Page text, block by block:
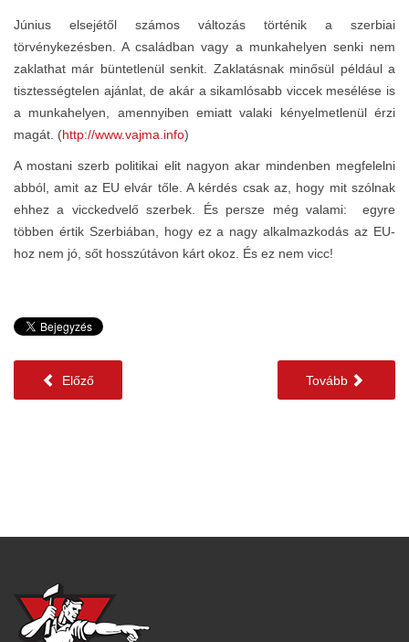
Június elsejétől számos változás történik a szerbiai
törvénykezésben. A családban vagy a munkahelyen senki nem
zaklathat már büntetlenül senkit. Zaklatásnak minősül például a
tisztességtelen ajánlat, de akár a sikamlósabb viccek mesélése is
a munkahelyen, amennyiben emiatt valaki kényelmetlenül érzi
magát. (http://www.vajma.info)
A mostani szerb politikai elit nagyon akar mindenben megfelelni
abból, amit az EU elvár tőle. A kérdés csak az, hogy mit szólnak
ehhez a vicckedvelő szerbek. És persze még valami: egyre
többen értik Szerbiában, hogy ez a nagy alkalmazkodás az EU-
hoz nem jó, sőt hosszútávon kárt okoz. És ez nem vicc!
Előző Tovább